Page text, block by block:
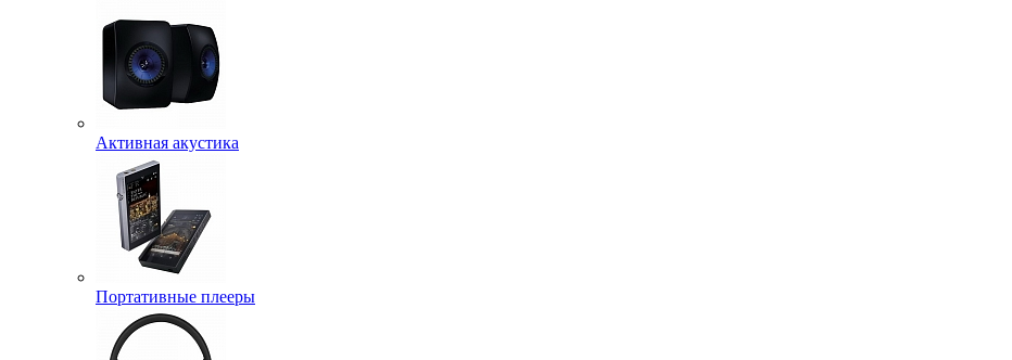
Активная акустика
Портативные плееры